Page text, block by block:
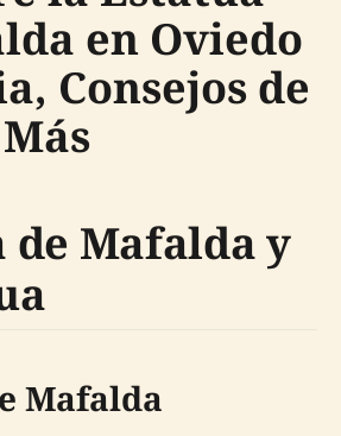
en Oviedo
Consejos de
Mafalda y
Mafalda